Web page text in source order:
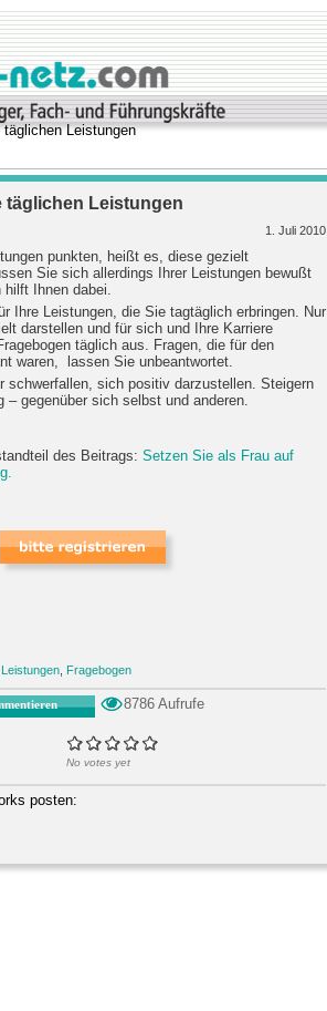
Leistungen
täglichen Leistungen
1. Juli 2010
punkten, heißt es, diese gezielt
Sie sich allerdings Ihrer Leistungen bewußt
Ihnen dabei.
Ihre Leistungen, die Sie tagtäglich erbringen. Nur
darstellen und für sich und Ihre Karriere
täglich aus. Fragen, die für den
waren, lassen Sie unbeantwortet.
schwerfallen, sich positiv darzustellen. Steigern
gegenüber sich selbst und anderen.
des Beitrags: Setzen Sie als Frau auf
Leistungen Fragebogen
8786 Aufrufe
No votes yet
posten: